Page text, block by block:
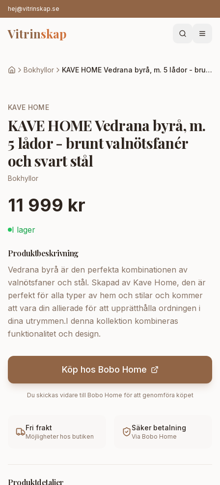
hej@vitrinskap.se
Vitrinskap
Bokhyllor KAVE HOME Vedrana byrå, m. 5 lådor - brunt valnötsfanér och svart stål
KAVE HOME
KAVE HOME Vedrana byrå, m.
5 lådor - brunt valnötsfanér
och svart stål
Bokhyllor
11 999 kr
I lager
Produktbeskrivning
Vedrana byrå är den perfekta kombinationen av
valnötsfaner och stål. Skapad av Kave Home, den är
perfekt för alla typer av hem och stilar och kommer
att vara din allierade för att upprätthålla ordningen i
dina utrymmen.I denna kollektion kombineras
funktionalitet och design.
Köp hos Bobo Home
Du skickas vidare till Bobo Home för att genomföra köpet
Fri frakt
Möjligheter hos butiken
Säker betalning
Via Bobo Home
Produktdetaljer